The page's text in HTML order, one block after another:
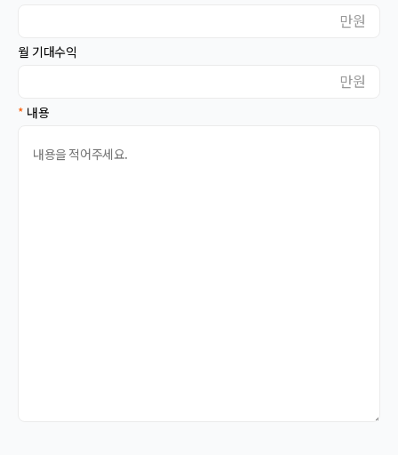
부산
광주
충북
충남
경남
전북
만원
월 기대수익
만원
* 내용